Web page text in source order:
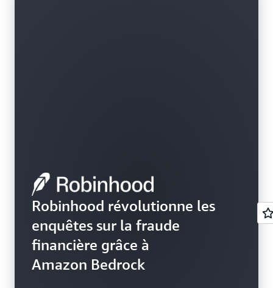
Robinhood révolutionne les
enquêtes sur la fraude
financière grâce à
Amazon Bedrock